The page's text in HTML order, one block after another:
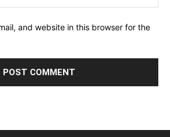
and website in this browser for the